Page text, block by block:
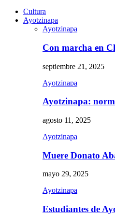
Cultura
Ayotzinapa
Ayotzinapa
Con marcha en
septiembre 21, 2025
Ayotzinapa
Ayotzinapa:
agosto 11, 2025
Ayotzinapa
Muere Donato
mayo 29, 2025
Ayotzinapa
Estudiantes de